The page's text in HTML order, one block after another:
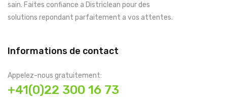
sain. Faites confiance a Districlean pour des
solutions repondant parfaitement a vos attentes.
Informations de contact
Appelez-nous gratuitement:
+41(0)22 300 16 73